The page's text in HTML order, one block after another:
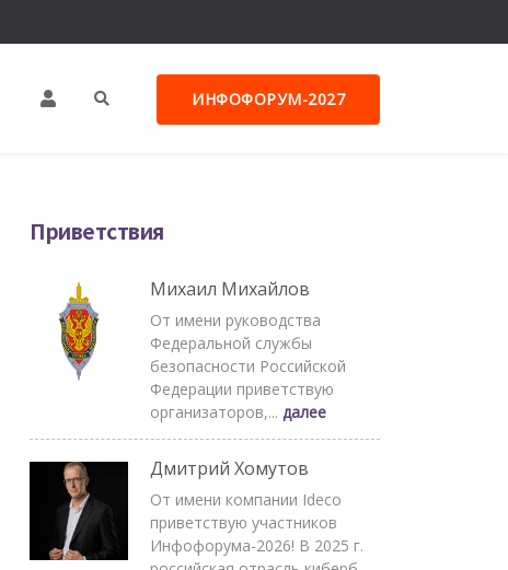
ИНФОФОРУМ-2027
Приветствия
Михаил Михайлов
От имени руководства
Федеральной службы
безопасности Российской
Федерации приветствую
организаторов,... далее
Дмитрий Хомутов
От имени компании Ideco
приветствую участников
Инфофорума-2026! В 2025 г.